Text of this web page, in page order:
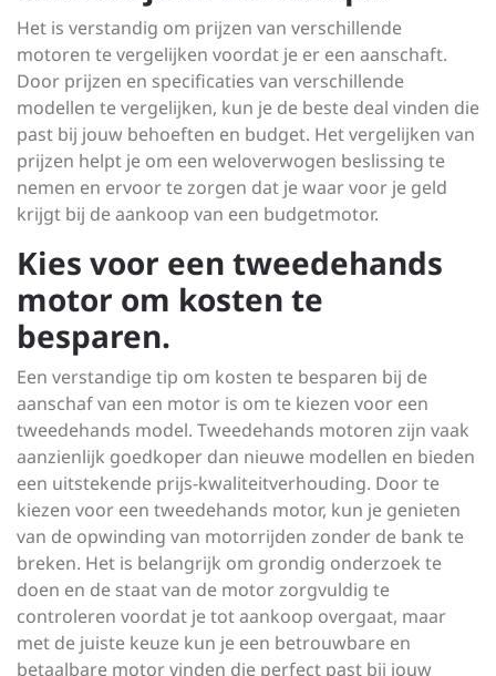
Het is verstandig om prijzen van verschillende
motoren te vergelijken voordat je er een aanschaft.
Door prijzen en specificaties van verschillende
modellen te vergelijken, kun je de beste deal vinden die
past bij jouw behoeften en budget. Het vergelijken van
prijzen helpt je om een weloverwogen beslissing te
nemen en ervoor te zorgen dat je waar voor je geld
krijgt bij de aankoop van een budgetmotor.
Kies voor een tweedehands
motor om kosten te
besparen.
Een verstandige tip om kosten te besparen bij de
aanschaf van een motor is om te kiezen voor een
tweedehands model. Tweedehands motoren zijn vaak
aanzienlijk goedkoper dan nieuwe modellen en bieden
een uitstekende prijs-kwaliteitverhouding. Door te
kiezen voor een tweedehands motor, kun je genieten
van de opwinding van motorrijden zonder de bank te
breken. Het is belangrijk om grondig onderzoek te
doen en de staat van de motor zorgvuldig te
controleren voordat je tot aankoop overgaat, maar
met de juiste keuze kun je een betrouwbare en
betaalbare motor vinden die perfect past bij jouw